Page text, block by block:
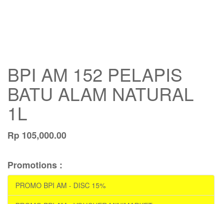
BPI AM 152 PELAPIS
BATU ALAM NATURAL
1L
Rp 105,000.00
Promotions :
PROMO BPI AM - DISC 15%